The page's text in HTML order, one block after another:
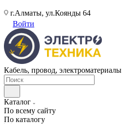
г.Алматы, ул.Коянды 64
Войти
Кабель, провод, электроматериалы
Каталог
По всему сайту
По каталогу